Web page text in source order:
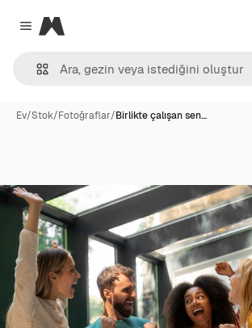
Close menu
Magnific
Ev/Stok/Fotoğraflar/Birlikte çalışan sen…